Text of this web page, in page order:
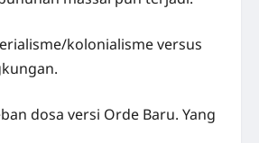
kolonialisme versus
dosa versi Orde Baru. Yang